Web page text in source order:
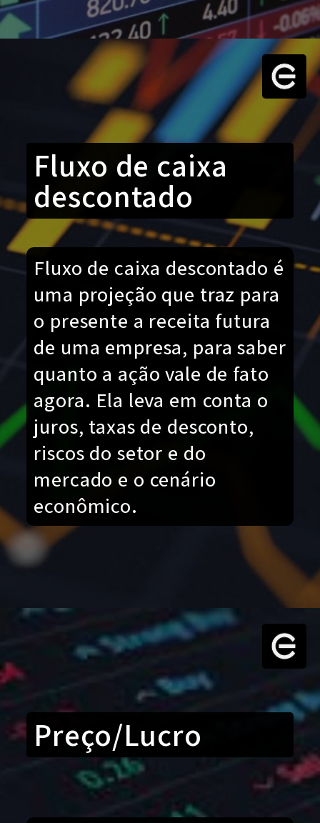
Fluxo de caixa descontado é
uma projeção que traz para
o presente a receita futura
de uma empresa, para saber
quanto a ação vale de fato
agora. Ela leva em conta o
juros, taxas de desconto,
riscos do setor e do
mercado e o cenário
econômico.
Fluxo de caixa
descontado
Preço/Lucro